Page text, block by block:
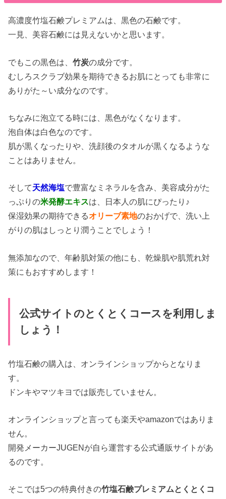
高濃度竹塩石鹸プレミアムは、黒色の石鹸です。
一見、美容石鹸には見えないかと思います。
でもこの黒色は、竹炭の成分です。
むしろスクラブ効果を期待できるお肌にとっても非常に
ありがた～い成分なのです。
ちなみに泡立てる時には、黒色がなくなります。
泡自体は白色なのです。
肌が黒くなったりや、洗顔後のタオルが黒くなるような
ことはありません。
そして天然海塩で豊富なミネラルを含み、美容成分がた
っぷりの米発酵エキスは、日本人の肌にぴったり♪
保湿効果の期待できるオリーブ素地のおかげで、洗い上
がりの肌はしっとり潤うことでしょう！
無添加なので、年齢肌対策の他にも、乾燥肌や肌荒れ対
策にもおすすめします！
公式サイトのとくとくコースを利用しま
しょう！
竹塩石鹸の購入は、オンラインショップからとなりま
す。
ドンキやマツキヨでは販売していません。
オンラインショップと言っても楽天やamazonではありま
せん。
開発メーカーJUGENが自ら運営する公式通販サイトがあ
るのです。
そこでは5つの特典付きの竹塩石鹸プレミアムとくとくコ